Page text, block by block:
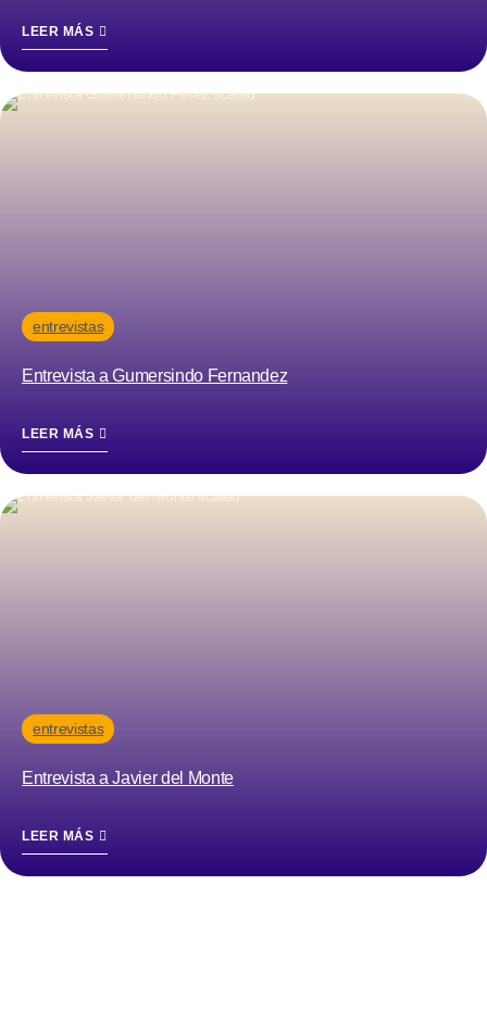
LEER MÁS
entrevistas
Entrevista a Gumersindo Fernandez
LEER MÁS
entrevistas
Entrevista a Javier del Monte
LEER MÁS